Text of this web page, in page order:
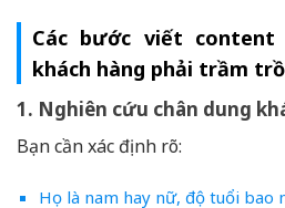
Các bước viết
khách hàng phải trầm trồ
1. Nghiên cứu chân dung
Bạn cần xác định rõ:
Họ là nam hay nữ, độ tuổi bao